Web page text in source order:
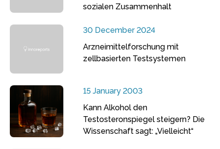
sozialen Zusammenhalt
30 December 2024
Arzneimittelforschung mit
zellbasierten Testsystemen
15 January 2003
Kann Alkohol den
Testosteronspiegel steigern? Die
Wissenschaft sagt: „Vielleicht“